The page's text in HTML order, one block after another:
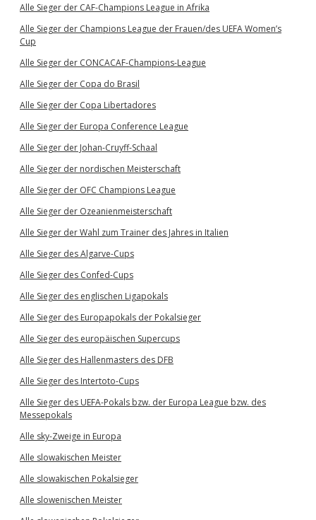
Alle Sieger der CAF-Champions League in Afrika
Alle Sieger der Champions League der Frauen/des UEFA Women’s
Cup
Alle Sieger der CONCACAF-Champions-League
Alle Sieger der Copa do Brasil
Alle Sieger der Copa Libertadores
Alle Sieger der Europa Conference League
Alle Sieger der Johan-Cruyff-Schaal
Alle Sieger der nordischen Meisterschaft
Alle Sieger der OFC Champions League
Alle Sieger der Ozeanienmeisterschaft
Alle Sieger der Wahl zum Trainer des Jahres in Italien
Alle Sieger des Algarve-Cups
Alle Sieger des Confed-Cups
Alle Sieger des englischen Ligapokals
Alle Sieger des Europapokals der Pokalsieger
Alle Sieger des europäischen Supercups
Alle Sieger des Hallenmasters des DFB
Alle Sieger des Intertoto-Cups
Alle Sieger des UEFA-Pokals bzw. der Europa League bzw. des
Messepokals
Alle sky-Zweige in Europa
Alle slowakischen Meister
Alle slowakischen Pokalsieger
Alle slowenischen Meister